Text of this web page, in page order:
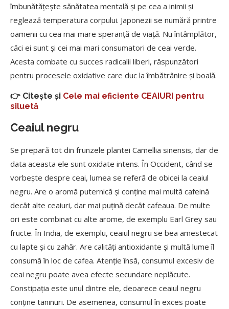
îmbunătățește sănătatea mentală și pe cea a inimii și
reglează temperatura corpului. Japonezii se numără printre
oamenii cu cea mai mare speranță de viață. Nu întâmplător,
căci ei sunt și cei mai mari consumatori de ceai verde.
Acesta combate cu succes radicalii liberi, răspunzători
pentru procesele oxidative care duc la îmbătrânire și boală.
👉 Citește și Cele mai eficiente CEAIURI pentru
siluetă
Ceaiul negru
Se prepară tot din frunzele plantei Camellia sinensis, dar de
data aceasta ele sunt oxidate intens. În Occident, când se
vorbește despre ceai, lumea se referă de obicei la ceaiul
negru. Are o aromă puternică și conține mai multă cafeină
decât alte ceaiuri, dar mai puțină decât cafeaua. De multe
ori este combinat cu alte arome, de exemplu Earl Grey sau
fructe. În India, de exemplu, ceaiul negru se bea amestecat
cu lapte și cu zahăr. Are calități antioxidante și multă lume îl
consumă în loc de cafea. Atenție însă, consumul excesiv de
ceai negru poate avea efecte secundare neplăcute.
Constipația este unul dintre ele, deoarece ceaiul negru
conține taninuri. De asemenea, consumul în exces poate